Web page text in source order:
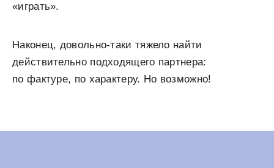
«играть».
Наконец, довольно-таки тяжело найти
действительно подходящего партнера:
по фактуре, по характеру. Но возможно!